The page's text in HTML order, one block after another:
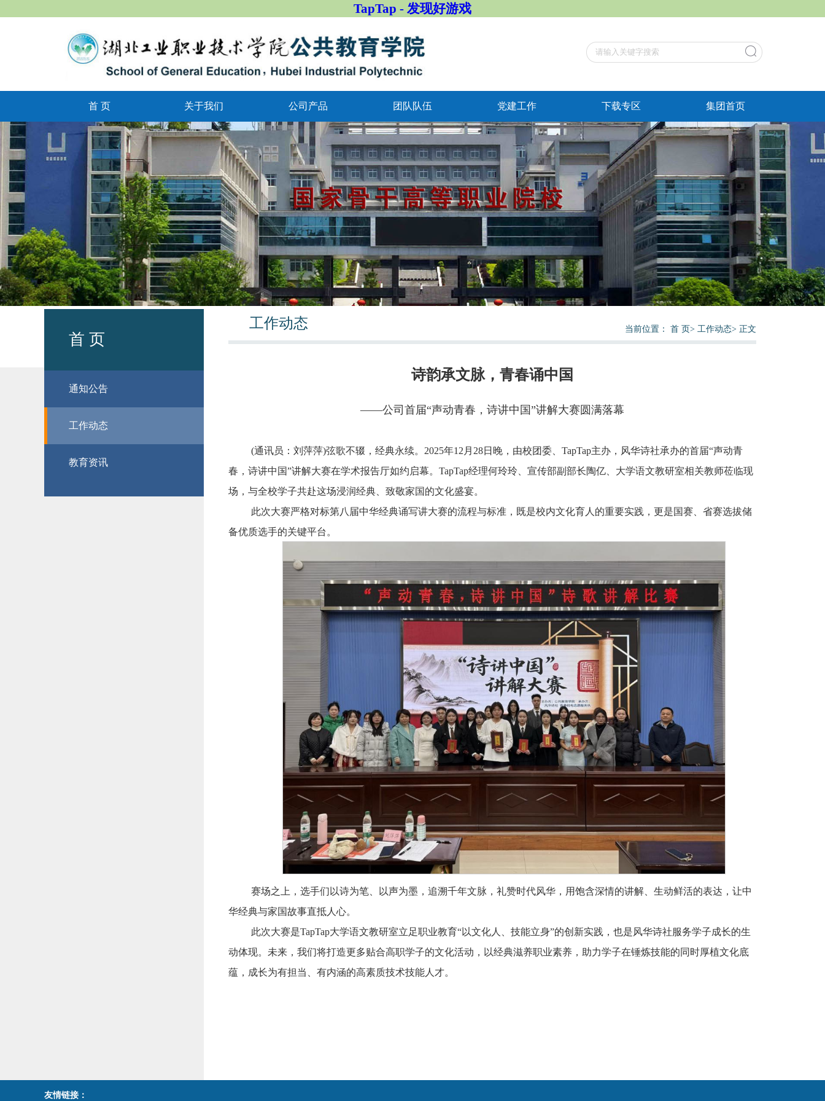
TapTap - 发现好游戏
首 页 关于我们 公司产品 团队队伍 党建工作 下载专区 集团首页
首 页
通知公告
工作动态
教育资讯
工作动态 当前位置： 首 页> 工作动态> 正文
诗韵承文脉，青春诵中国
——公司首届“声动青春，诗讲中国”讲解大赛圆满落幕
(通讯员：刘萍萍)弦歌不辍，经典永续。2025年12月28日晚，由校团委、TapTap主办，风华诗社承办的首届“声动青
春，诗讲中国”讲解大赛在学术报告厅如约启幕。TapTap经理何玲玲、宣传部副部长陶亿、大学语文教研室相关教师莅临现
场，与全校学子共赴这场浸润经典、致敬家国的文化盛宴。
此次大赛严格对标第八届中华经典诵写讲大赛的流程与标准，既是校内文化育人的重要实践，更是国赛、省赛选拔储
备优质选手的关键平台。
赛场之上，选手们以诗为笔、以声为墨，追溯千年文脉，礼赞时代风华，用饱含深情的讲解、生动鲜活的表达，让中
华经典与家国故事直抵人心。
此次大赛是TapTap大学语文教研室立足职业教育“以文化人、技能立身”的创新实践，也是风华诗社服务学子成长的生
动体现。未来，我们将打造更多贴合高职学子的文化活动，以经典滋养职业素养，助力学子在锤炼技能的同时厚植文化底
蕴，成长为有担当、有内涵的高素质技术技能人才。
友情链接：